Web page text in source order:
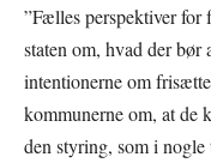
”Fælles perspektiver for
staten om, hvad der
intentionerne om
kommunerne om, at de
den styring, som i